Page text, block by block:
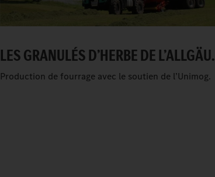
LES GRANULÉS D’HERBE DE L’ALLGÄU.
Production de fourrage avec le soutien de l’Unimog.